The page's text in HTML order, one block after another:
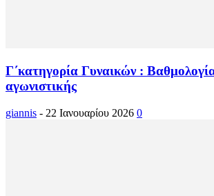
Γ΄κατηγορία Γυναικών :
αγωνιστικής
giannis - 22 Ιανουαρίου 2026 0